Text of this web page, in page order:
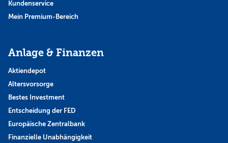
Kundenservice
Mein Premium-Bereich
Anlage & Finanzen
Aktiendepot
Altersvorsorge
Bestes Investment
Entscheidung der FED
Europäische Zentralbank
Finanzielle Unabhängigkeit